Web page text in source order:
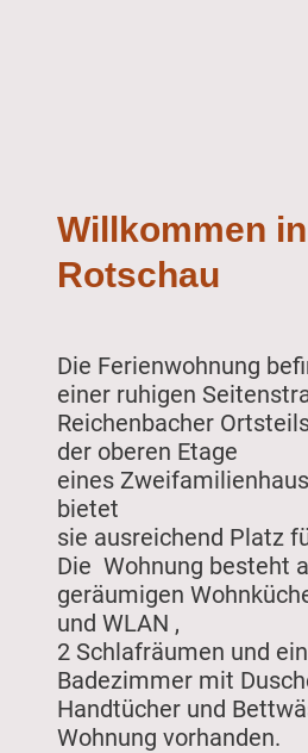
Willkommen in
Rotschau
Die Ferienwohnung
einer ruhigen
Reichenbacher
der oberen Etage
eines
bietet
sie ausreichend Platz
Die Wohnung besteht
geräumigen
und WLAN ,
2 Schlafräumen und
Badezimmer mit
Handtücher und
Wohnung vorhanden.